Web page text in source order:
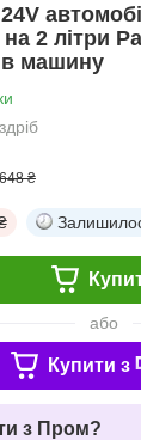
2 літри
в машину
₴
або
Купити з
з Пром?